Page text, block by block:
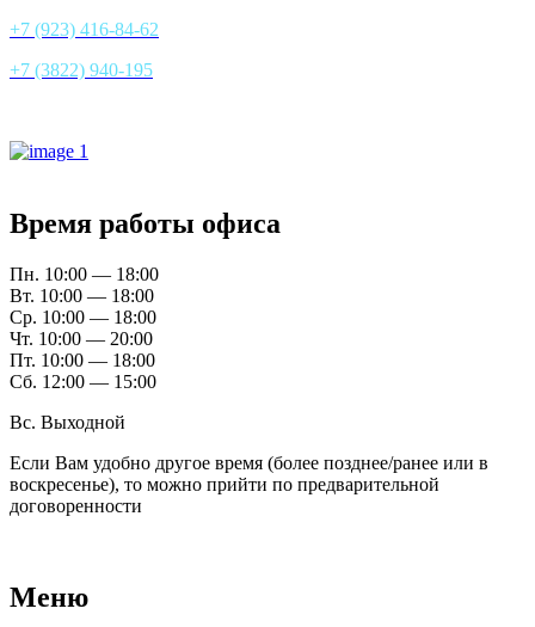
+7 (923) 416-84-62
+7 (3822) 940-195
Время работы офиса
Пн. 10:00 — 18:00
Вт. 10:00 — 18:00
Ср. 10:00 — 18:00
Чт. 10:00 — 20:00
Пт. 10:00 — 18:00
Сб. 12:00 — 15:00
Вс. Выходной
Если Вам удобно другое время (более позднее/ранее или в
воскресенье), то можно прийти по предварительной
договоренности
Меню